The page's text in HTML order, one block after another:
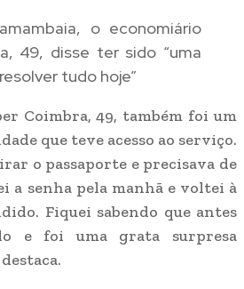
o economiário
49, disse ter sido “uma
tudo hoje”
Coimbra, 49, também foi um
que teve acesso ao serviço.
o passaporte e precisava de
a senha pela manhã e voltei à
Fiquei sabendo que antes
e foi uma grata surpresa